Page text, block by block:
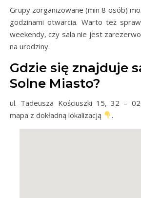
Grupy zorganizowane (min 8 osób)
godzinami otwarcia. Warto też
weekendy, czy sala nie jest
na urodziny.
Gdzie się znajduje
Solne Miasto?
ul. Tadeusza Kościuszki 15, 32 –
mapa z dokładną lokalizacją
.